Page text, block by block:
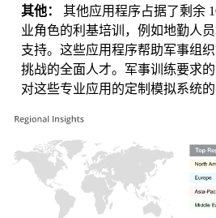
其他： 其他应用程序占据了剩余
业角色的利基培训，例如地勤人
支持。这些应用程序帮助军事组
挑战的全面人才。军事训练要求
对这些专业应用的定制模拟系统的